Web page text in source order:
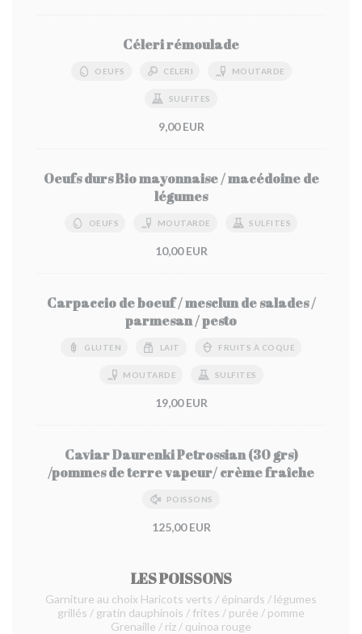
Céleri rémoulade
OEUFS CÉLERI MOUTARDE
SULFITES
9,00 EUR
Oeufs durs Bio mayonnaise / macédoine de
légumes
OEUFS MOUTARDE SULFITES
10,00 EUR
Carpaccio de boeuf / mesclun de salades /
parmesan / pesto
GLUTEN LAIT FRUITS À COQUE
MOUTARDE SULFITES
19,00 EUR
Caviar Daurenki Petrossian (30 grs)
/pommes de terre vapeur/ crème fraîche
POISSONS
125,00 EUR
LES POISSONS
Garniture au choix Haricots verts / épinards / légumes
grillés / gratin dauphinois / frites / purée / pomme
Grenaille / riz / quinoa rouge